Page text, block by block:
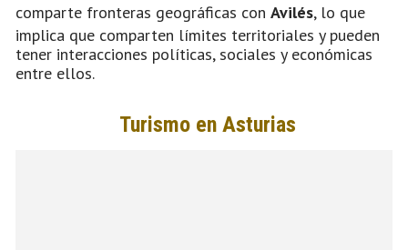
comparte fronteras geográficas con Avilés, lo que
implica que comparten límites territoriales y pueden
tener interacciones políticas, sociales y económicas
entre ellos.